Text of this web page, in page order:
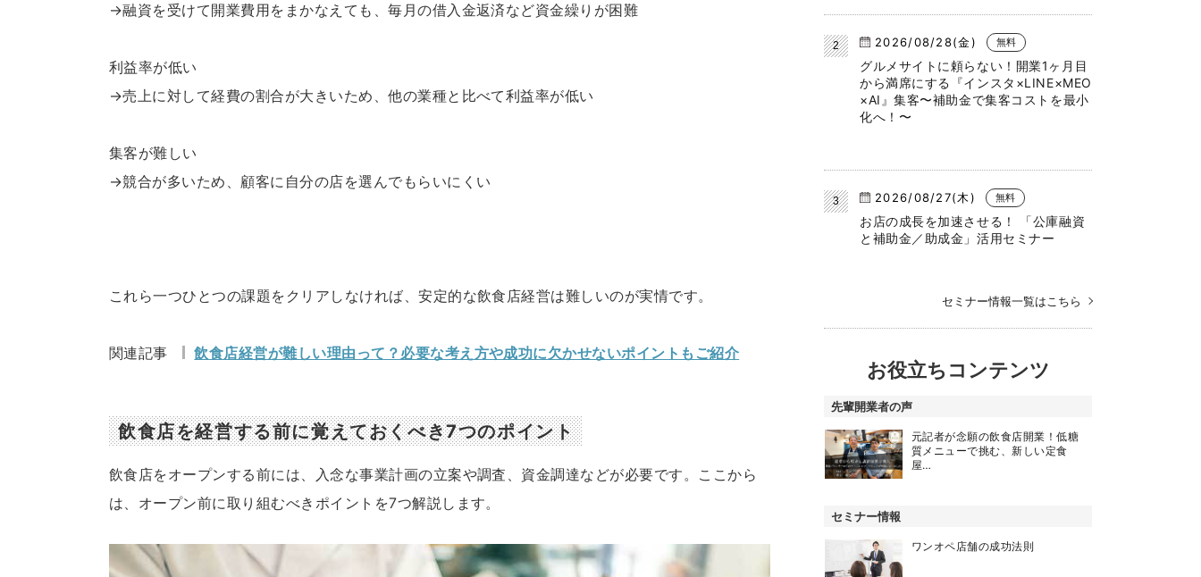
→融資を受けて開業費用をまかなえても、毎月の借入金返済など資金繰りが困難
利益率が低い
→売上に対して経費の割合が大きいため、他の業種と比べて利益率が低い
集客が難しい
→競合が多いため、顧客に自分の店を選んでもらいにくい
これら一つひとつの課題をクリアしなければ、安定的な飲食店経営は難しいのが実情です。
関連記事 飲食店経営が難しい理由って？必要な考え方や成功に欠かせないポイントもご紹介
飲食店を経営する前に覚えておくべき7つのポイント
飲食店をオープンする前には、入念な事業計画の立案や調査、資金調達などが必要です。ここから
は、オープン前に取り組むべきポイントを7つ解説します。
2026/08/28(金) 無料
グルメサイトに頼らない！開業1ヶ月目
から満席にする『インスタ×LINE×MEO
×AI』集客〜補助金で集客コストを最小
化へ！〜
2026/08/27(木) 無料
お店の成長を加速させる！ 「公庫融資
と補助金／助成金」活用セミナー
セミナー情報一覧はこちら
お役立ちコンテンツ
先輩開業者の声
元記者が念願の飲食店開業！低糖
質メニューで挑む、新しい定食
屋…
セミナー情報
ワンオペ店舗の成功法則